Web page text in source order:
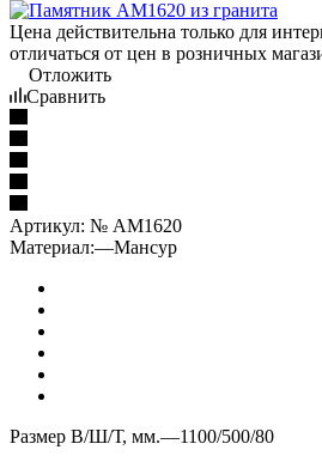
Цена действительна только для
отличаться от цен в розничных
Отложить
Сравнить
Артикул: № AM1620
Материал:—Мансур
Размер В/Ш/Т, мм.—1100/500/80